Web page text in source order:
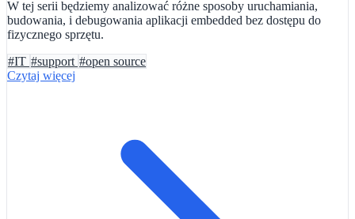
W tej serii będziemy analizować różne sposoby uruchamiania,
budowania, i debugowania aplikacji embedded bez dostępu do
fizycznego sprzętu.
#IT #support #open source
Czytaj więcej